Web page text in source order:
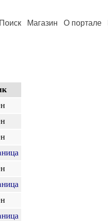
Поиск Магазин О портале